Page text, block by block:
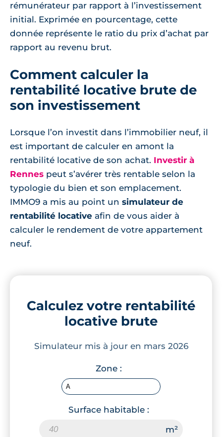
rémunérateur par rapport à l’investissement
initial. Exprimée en pourcentage, cette
donnée représente le ratio du prix d’achat par
rapport au revenu brut.
Comment calculer la
rentabilité locative brute de
son investissement
Lorsque l’on investit dans l’immobilier neuf, il
est important de calculer en amont la
rentabilité locative de son achat. Investir à
Rennes peut s’avérer très rentable selon la
typologie du bien et son emplacement.
IMMO9 a mis au point un simulateur de
rentabilité locative afin de vous aider à
calculer le rendement de votre appartement
neuf.
Calculez votre rentabilité
locative brute
Simulateur mis à jour en mars 2026
Zone :
Surface habitable :